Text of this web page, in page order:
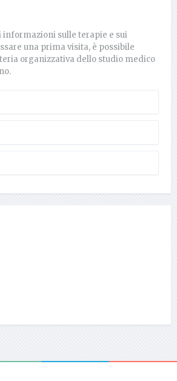
informazioni sulle terapie e sui
una prima visita, è possibile
organizzativa dello studio medico